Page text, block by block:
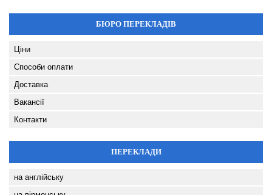
БЮРО ПЕРЕКЛАДІВ
Ціни
Способи оплати
Доставка
Вакансії
Контакти
ПЕРЕКЛАДИ
на англійську